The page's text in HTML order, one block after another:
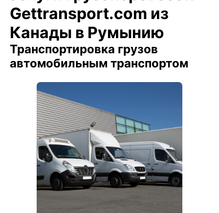
Gettransport.com из
Канады в Румынию
Транспортировка грузов
автомобильным транспортом